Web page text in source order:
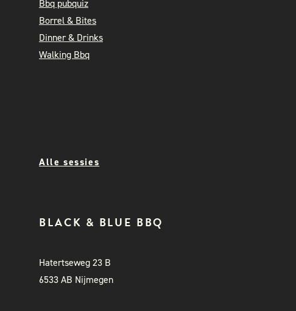
Bbq pubquiz
Borrel & Bites
Dinner & Drinks
Walking Bbq
Alle sessies
BLACK & BLUE BBQ
Hatertseweg 23 B
6533 AB Nijmegen